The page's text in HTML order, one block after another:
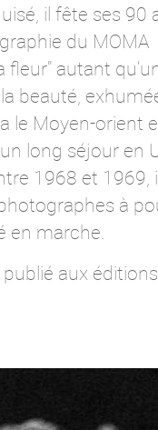
il fête ses
du
fleur" autant
beauté,
le Moyen-orient
long séjour en
1968 et
à
en marche.
aux